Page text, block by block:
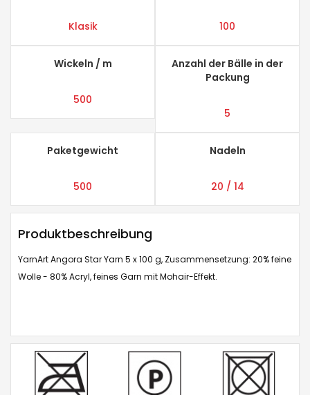
Klasik 100
Wickeln / m
500
Anzahl der Bälle in der
Packung
5
Paketgewicht
500
Nadeln
20 / 14
Produktbeschreibung
YarnArt Angora Star Yarn 5 x 100 g, Zusammensetzung: 20% feine
Wolle - 80% Acryl, feines Garn mit Mohair-Effekt.